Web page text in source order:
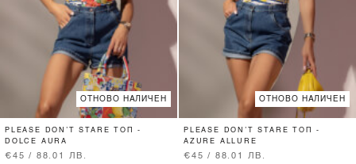
ОТНОВО НАЛИЧЕН
PLEASE DON’T STARE ТОП -
DOLCE AURA
€45 / 88.01 ЛВ.
ОТНОВО НАЛИЧЕН
PLEASE DON’T STARE ТОП -
AZURE ALLURE
€45 / 88.01 ЛВ.